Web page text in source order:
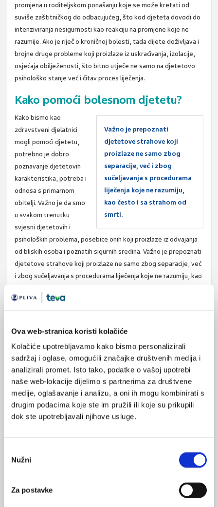
Ova web-stranica koristi kolačiće
Kolačiće upotrebljavamo kako bismo personalizirali
sadržaj i oglase, omogućili značajke društvenih medija i
analizirali promet. Isto tako, podatke o vašoj upotrebi
naše web-lokacije dijelimo s partnerima za društvene
medije, oglašavanje i analizu, a oni ih mogu kombinirati s
drugim podacima koje ste im pružili ili koje su prikupili
dok ste upotrebljavali njihove usluge.
pristanka
Nužni
Za postavke
promjena u roditeljskom ponašanju koje se može kretati od
suviše zaštitničkog do odbacujućeg, što kod djeteta dovodi do
intenziviranja nesigurnosti kao reakciju na promjene koje ne
razumije. Ako je riječ o kroničnoj bolesti, tada dijete doživljava i
brojne druge probleme koji proizlaze iz uskraćivanja, izolacije,
osjećaja obilježenosti, što bitno utječe ne samo na djetetovo
psihološko stanje već i čitav proces liječenja.
Kako pomoći bolesnom djetetu?
Važno je prepoznati
djetetove strahove koji
proizlaze ne samo zbog
separacije, već i zbog
sučeljavanja s procedurama
liječenja koje ne razumiju,
kao često i sa strahom od
smrti.
Kako bismo kao
zdravstveni djelatnici
mogli pomoći djetetu,
potrebno je dobro
poznavanje djetetovih
karakteristika, potreba i
odnosa s primarnom
obitelji. Važno je da smo
u svakom trenutku
svjesni djetetovih i
psiholoških problema, posebice onih koji proizlaze iz odvajanja
od bliskih osoba i poznatih sigurnih sredina. Važno je prepoznati
djetetove strahove koji proizlaze ne samo zbog separacije, već
i zbog sučeljavanja s procedurama liječenja koje ne razumiju, kao
suočen s problemima obitelji koji proizlaze iz roditeljskih
djelatnik suočen i s brojnim objektivnim i subjektivnim
nepovoljnim čimbenicima kao što su organiziranost i
funkcioniranje bolničkog odjela ili rehabilitacijskih ustanova,
pomanjkanje vremena kao rezultat organizacijske strukture,
nedovoljno znanje posebice vezano uz psihološke probleme,
neorganiziranje rada s obitelji koja često u želji da pomogne
opterećuje zdravstvene djelatnike te izražava nezadovoljstvo
na različite načine, što često dovodi do konflikta jer zdravstveni
reakcije zdravstvenih djelatnika na dijete i njegovu bolest, što
Kako uspostaviti uspješnu